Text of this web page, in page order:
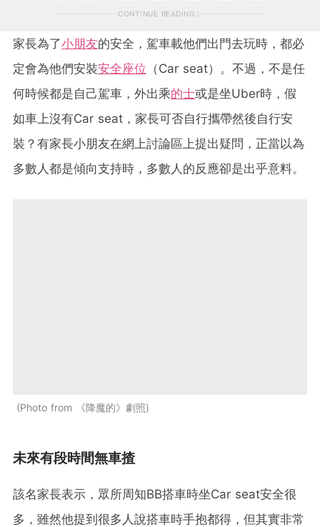
CONTINUE READING
家長為了小朋友的安全，駕車載他們出門去玩時，都必
定會為他們安裝安全座位 （Car seat）。不過，不是任
何時候都是自己駕車，外出乘的士或是坐Uber時，假
如車上沒有Car seat，家長可否自行攜帶然後自行安
裝？有家長小朋友在網上討論區上提出疑問，正當以為
多數人都是傾向支持時，多數人的反應卻是出乎意料。
Photo from 《降魔的》劇照
未來有段時間無車揸
該名家長表示，眾所周知BB搭車時坐Car seat安全很
多，雖然他提到很多人說搭車時手抱都得，但其實非常